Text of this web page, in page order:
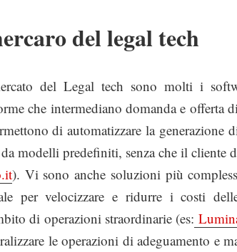
del legal tech
del Legal tech sono molti i
che intermediano domanda e
di automatizzare la
modelli predefiniti, senza che il cliente
). Vi sono anche soluzioni più
per velocizzare e ridurre i costi
di operazioni straordinarie (es:
le operazioni di adeguamento e